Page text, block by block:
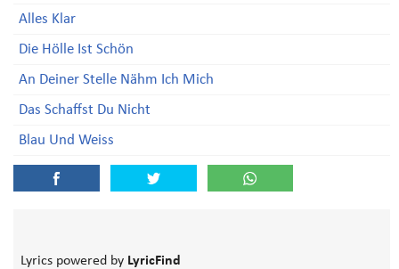
Alles Klar
Die Hölle Ist Schön
An Deiner Stelle Nähm Ich Mich
Das Schaffst Du Nicht
Blau Und Weiss
Lyrics powered by LyricFind